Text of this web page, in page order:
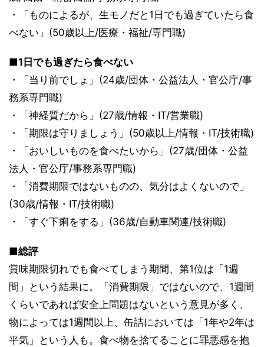
・「ものによるが、生モノだと1日でも過ぎていたら食
べない」(50歳以上/医療・福祉/専門職)
■1日でも過ぎたら食べない
・「当り前でしょ」(24歳/団体・公益法人・官公庁/事
務系専門職)
・「神経質だから」(27歳/情報・IT/営業職)
・「期限は守りましょう」(50歳以上/情報・IT/技術職)
・「おいしいものを食べたいから」(27歳/団体・公益
法人・官公庁/事務系専門職)
・「消費期限ではないものの、気分はよくないので」
(30歳/情報・IT/技術職)
・「すぐ下痢をする」(36歳/自動車関連/技術職)
■総評
賞味期限切れでも食べてしまう期間、第1位は「1週
間」という結果に。「消費期限」ではないので、1週間
くらいであれば安全上問題はないという意見が多く、
物によっては1週間以上、缶詰においては「1年や2年は
平気」という人も。食べ物を捨てることに罪悪感を抱